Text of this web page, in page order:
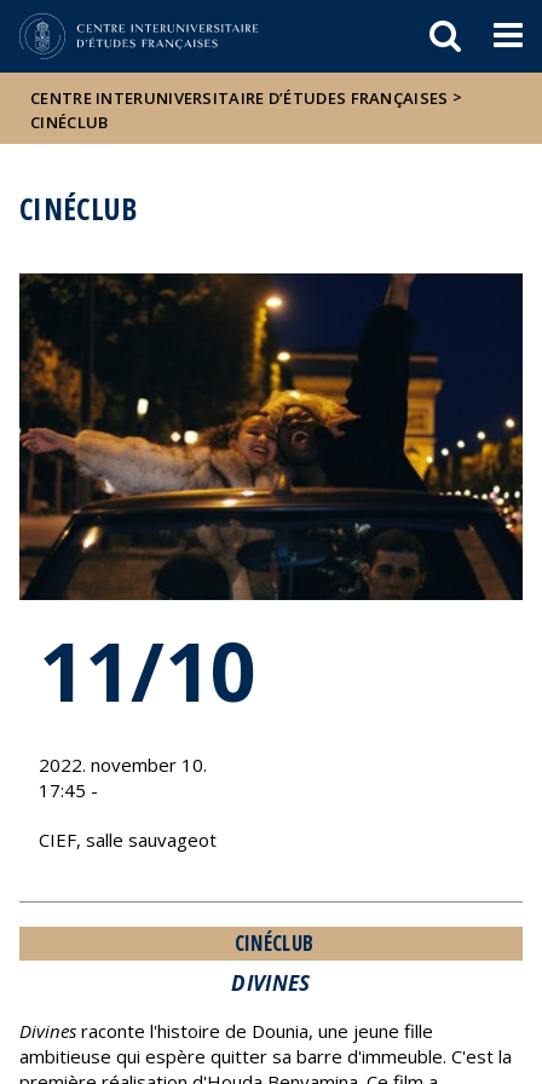
Hírek
Események
ELTE a
sajtóban
CENTRE INTERUNIVERSITAIRE D’ÉTUDES FRANÇAISES >
CINÉCLUB
CINÉCLUB
11/10
2022. november 10.
17:45 -
CIEF, salle sauvageot
CINÉCLUB
DIVINES
Divines raconte l'histoire de Dounia, une jeune fille
ambitieuse qui espère quitter sa barre d'immeuble. C'est la